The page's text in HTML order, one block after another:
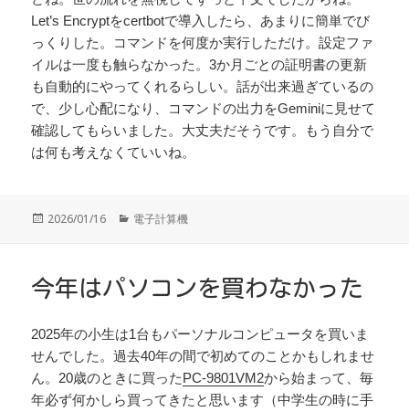
Let’s Encryptをcertbotで導入したら、あまりに簡単でび
っくりした。コマンドを何度か実行しただけ。設定ファ
イルは一度も触らなかった。3か月ごとの証明書の更新
も自動的にやってくれるらしい。話が出来過ぎているの
で、少し心配になり、コマンドの出力をGeminiに見せて
確認してもらいました。大丈夫だそうです。もう自分で
は何も考えなくていいね。
投
2026/01/16
カ
ー
電子計算機
今年はパソコンを買わなかった
2025年の小生は1台もパーソナルコンピュータを買いま
せんでした。過去40年の間で初めてのことかもしれませ
ん。20歳のときに買ったPC-9801VM2から始まって、毎
年必ず何かしら買ってきたと思います（中学生の時に手